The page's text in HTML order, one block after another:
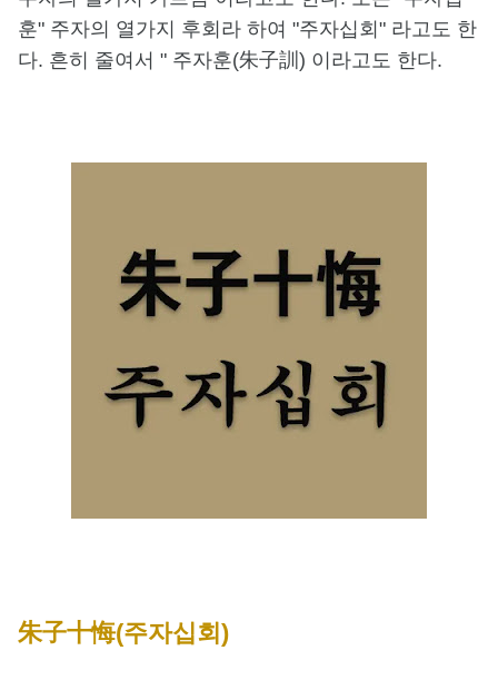
훈" 주자의 열가지 후회라 하여 "주자십회" 라고도 한
다. 흔히 줄여서 " 주자훈(朱子訓) 이라고도 한다.
朱子十悔(주자십회)